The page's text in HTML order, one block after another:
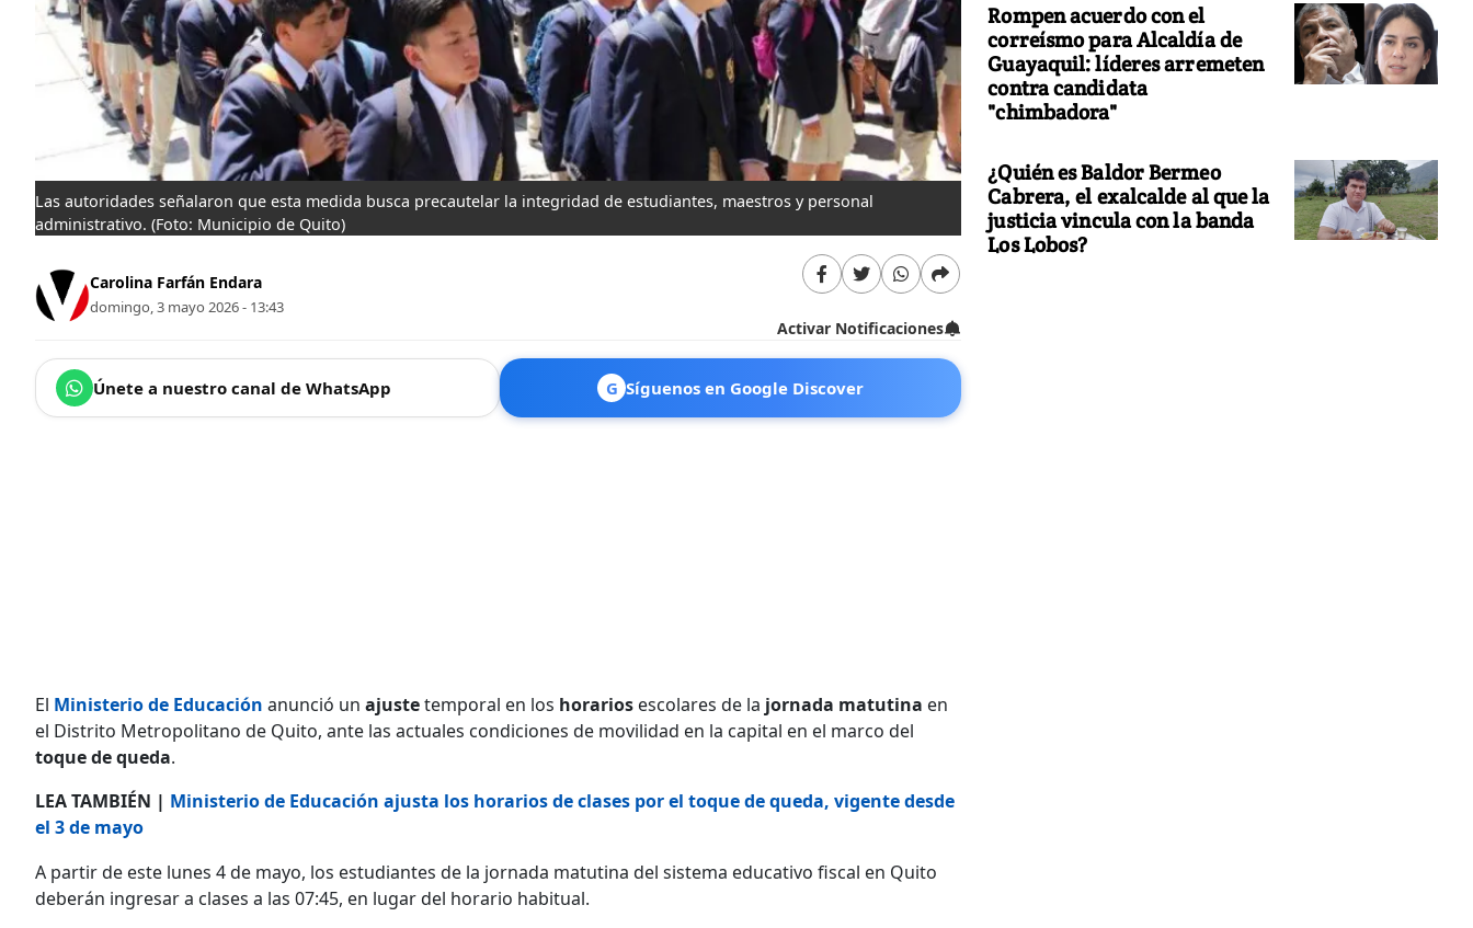
Las autoridades señalaron que esta medida busca precautelar la integridad de estudiantes, maestros y personal
administrativo. (Foto: Municipio de Quito)
Carolina Farfán Endara
domingo, 3 mayo 2026 - 13:43
Activar Notificaciones
Únete a nuestro canal de WhatsApp G Síguenos en Google Discover
El Ministerio de Educación anunció un ajustetemporal en los horarios escolares de la jornada matutina en
el Distrito Metropolitano de Quito, ante las actuales condiciones de movilidad en la capital en el marco del
toque de queda.
LEA TAMBIÉN | Ministerio de Educación ajusta los horarios de clases por el toque de queda, vigente desde
el 3 de mayo
A partir de este lunes 4 de mayo, los estudiantes de la jornada matutina del sistema educativo fiscal en Quito
deberán ingresar a clases a las 07:45, en lugar del horario habitual.
Rompen acuerdo con el
correísmo para Alcaldía de
Guayaquil: líderes arremeten
contra candidata
"chimbadora"
¿Quién es Baldor Bermeo
Cabrera, el exalcalde al que la
justicia vincula con la banda
Los Lobos?